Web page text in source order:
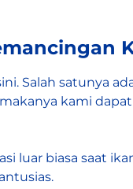
Salah satunya
kami
luar biasa saat